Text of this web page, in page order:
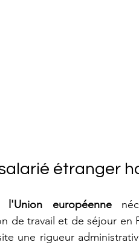
étranger
européenne
de travail et de séjour en
une rigueur